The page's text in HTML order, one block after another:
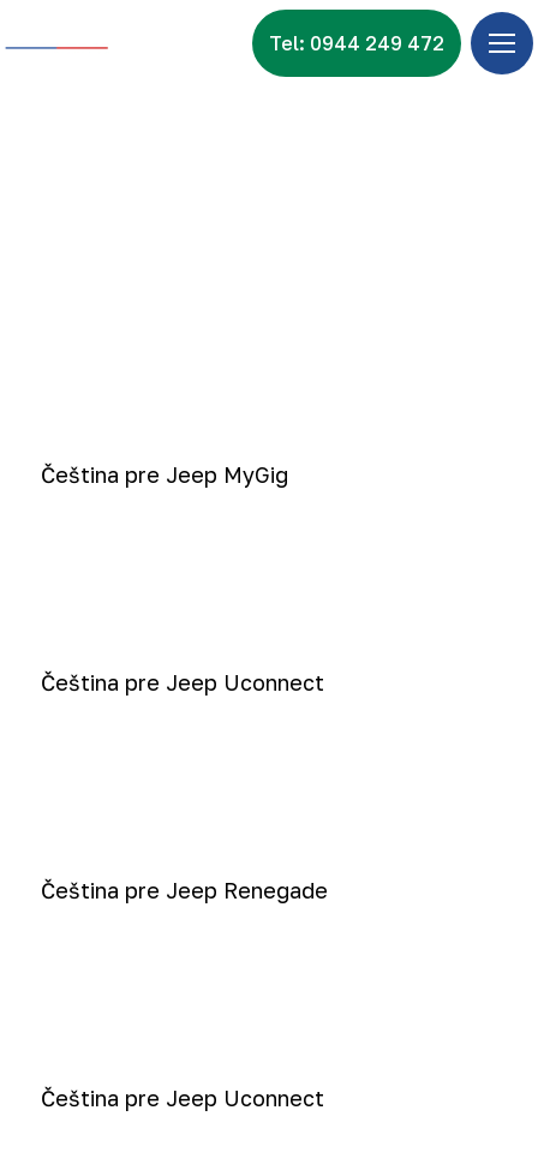
Tel: 0944 249 472
Čeština pre Jeep MyGig
Čeština pre Jeep Uconnect
Čeština pre Jeep Renegade
Čeština pre Jeep Uconnect